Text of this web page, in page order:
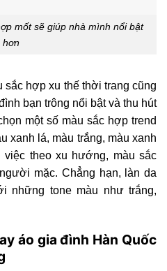
mốt sẽ giúp nhà mình nổi bật
hơn
sắc hợp xu thế thời trang cũng
bạn trông nổi bật và thu hút
một số màu sắc hợp trend
xanh lá, màu trắng, màu xanh
theo xu hướng, màu sắc
mặc. Chẳng hạn, làn da
những tone màu như trắng,
áo gia đình Hàn Quốc